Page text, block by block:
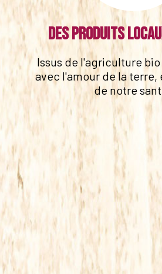
Des produits
Issus de l'agriculture
avec l'amour de la
de notre